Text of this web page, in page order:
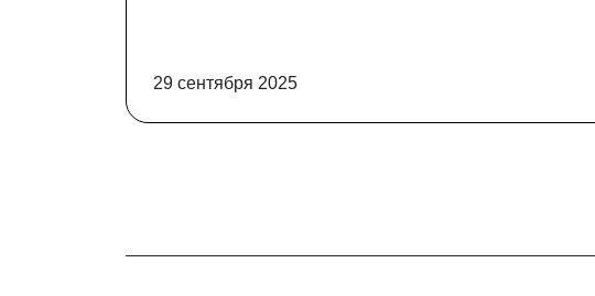
29 сентября 2025